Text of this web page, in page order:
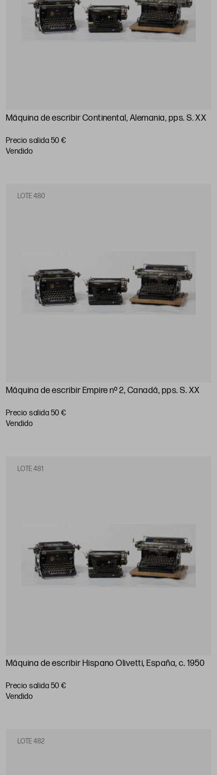
Máquina de escribir Continental, Alemania, pps. S. XX
Precio salida 50 €
vendido
LOTE 480
Máquina de escribir Empire nº 2, Canadá, pps. S. XX
Precio salida 50 €
vendido
LOTE 481
Máquina de escribir Hispano Olivetti, España, c. 1950
Precio salida 50 €
vendido
LOTE 482